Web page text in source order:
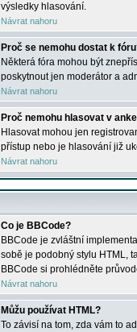
výsledky hlasování.
Návrat nahoru
Proč se nemohu dostat k
Některá fóra mohou být
poskytnout jen moderátor a
Návrat nahoru
Proč nemohu hlasovat v
Hlasovat mohou jen
přístup nebo je hlasování již
Návrat nahoru
Co je BBCode?
BBCode je zvláštní
sobě je podobný stylu HTML,
BBCode si prohlédněte
Návrat nahoru
Můžu používat HTML?
To závisí na tom, zda vám to